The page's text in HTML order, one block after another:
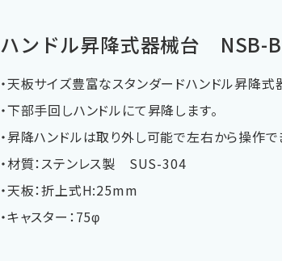
ハンドル昇降式器械台 NSB-B
・天板サイズ豊富なスタンダードハンドル昇降式
・下部手回しハンドルにて昇降します。
・昇降ハンドルは取り外し可能で左右から操作で
・材質：ステンレス製 SUS-304
・天板：折上式H:25mm
・キャスター：75φ